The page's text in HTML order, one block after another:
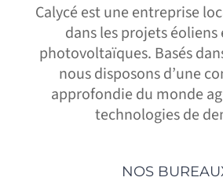
Calycé est une entreprise
dans les projets éoliens
photovoltaïques. Basés
nous disposons d’une
approfondie du monde
technologies de
NOS